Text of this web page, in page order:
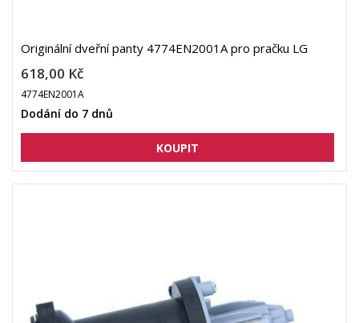
Originální dveřní panty 4774EN2001A pro pračku LG
618,00 Kč
4774EN2001A
Dodání do 7 dnů